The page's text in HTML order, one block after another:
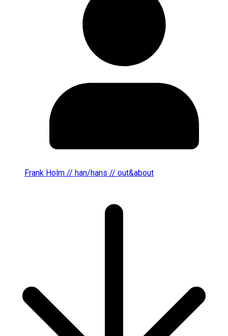
Frank Holm // han/hans // out&about